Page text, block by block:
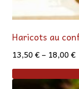
Haricots au
13,50€– 18,00€